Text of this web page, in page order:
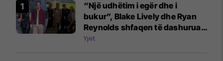
“Një udhëtim i egër dhe i
bukur”, Blake Lively dhe Ryan
Reynolds shfaqen të dashuruar
në ndeshjen e futbollit
Yjet